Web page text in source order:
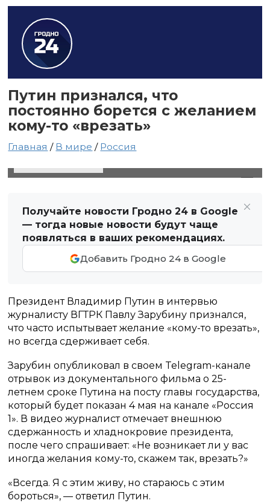
Путин признался, что
постоянно борется с желанием
кому-то «врезать»
Главная / В мире / Россия
Получайте новости Гродно 24 в Google
— тогда новые новости будут чаще
появляться в ваших рекомендациях.
Добавить Гродно 24 в Google
Президент Владимир Путин в интервью
журналисту ВГТРК Павлу Зарубину признался,
что часто испытывает желание «кому-то врезать»,
но всегда сдерживает себя.
Зарубин опубликовал в своем Telegram-канале
отрывок из документального фильма о 25-
летнем сроке Путина на посту главы государства,
который будет показан 4 мая на канале «Россия
1». В видео журналист отмечает внешнюю
сдержанность и хладнокровие президента,
после чего спрашивает: «Не возникает ли у вас
иногда желания кому-то, скажем так, врезать?»
«Всегда. Я с этим живу, но стараюсь с этим
бороться», — ответил Путин.